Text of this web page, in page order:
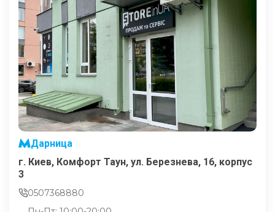
Дарница
г. Киев, Комфорт Таун, ул. Березнева, 16, корпус
3
0507368880